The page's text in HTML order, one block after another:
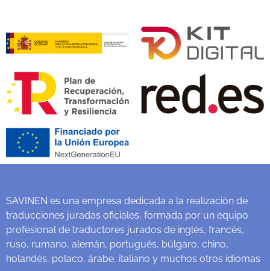
SAVINEN es una empresa dedicada a la realización de
traducciones juradas oficiales, formada por un equipo
profesional de traductores jurados de inglés, francés,
ruso, rumano, alemán, portugués, búlgaro, chino,
holandés, polaco, árabe, italiano y muchos otros idiomas